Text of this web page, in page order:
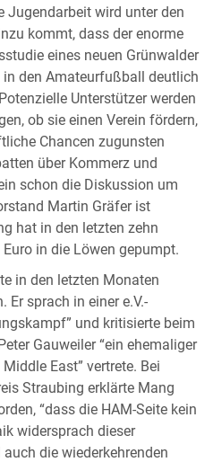
Jugendarbeit wird unter den
kommt, dass der enorme
eines neuen Grünwalder
den Amateurfußball deutlich
Unterstützer werden
ob sie einen Verein fördern,
Chancen zugunsten
über Kommerz und
schon die Diskussion um
Martin Gräfer ist
hat in den letzten zehn
in die Löwen gepumpt.
in den letzten Monaten
Er sprach in einer e.V.-
und kritisierte beim
Gauweiler “ein ehemaliger
East” vertrete. Bei
Straubing erklärte Mang
“dass die HAM-Seite kein
widersprach dieser
die wiederkehrenden